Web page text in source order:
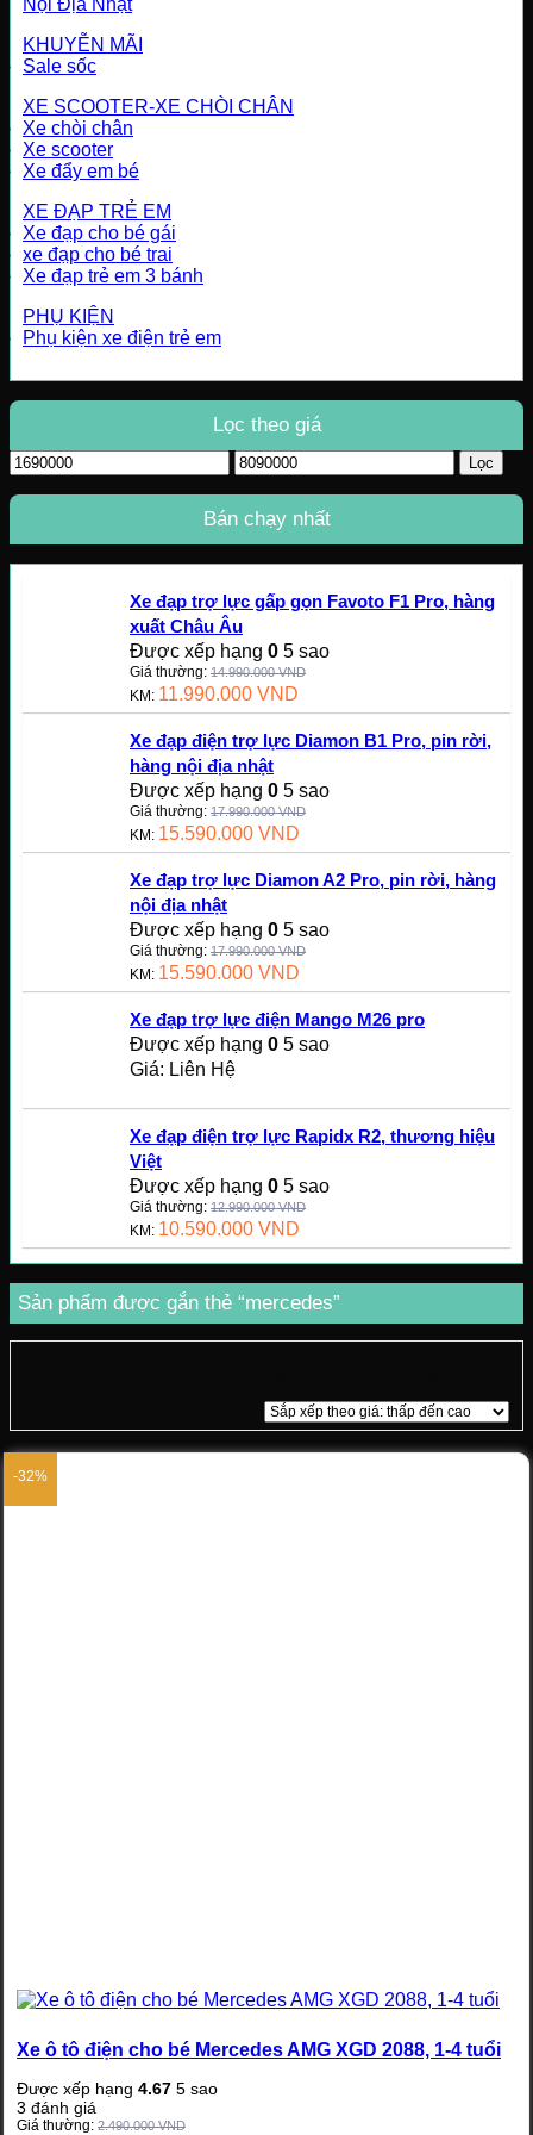
KHUYỄN MÃI
Sale sốc
XE SCOOTER-XE CHÒI CHÂN
Xe chòi chân
Xe scooter
Xe đẩy em bé
XE ĐẠP TRẺ EM
Xe đạp cho bé gái
xe đạp cho bé trai
Xe đạp trẻ em 3 bánh
PHỤ KIỆN
Phụ kiện xe điện trẻ em
Lọc theo giá
Giá
tối
thiểu
Giá
tối
Lọc
Bán chạy nhất
Xe đạp trợ lực gấp gọn Favoto F1 Pro, hàng
xuất Châu Âu
Được xếp hạng 0 5 sao
Giá thường: 14.990.000VND
KM: 11.990.000 VND
Xe đạp điện trợ lực Diamon B1 Pro, pin rời,
hàng nội địa nhật
Được xếp hạng 0 5 sao
Giá thường: 17.990.000VND
KM: 15.590.000 VND
Xe đạp trợ lực Diamon A2 Pro, pin rời, hàng
nội địa nhật
Được xếp hạng 0 5 sao
Giá thường: 17.990.000VND
KM: 15.590.000 VND
Xe đạp trợ lực điện Mango M26 pro
Được xếp hạng 0 5 sao
Giá: Liên Hệ
Xe đạp điện trợ lực Rapidx R2, thương hiệu
Việt
Được xếp hạng 0 5 sao
Giá thường: 12.990.000VND
KM: 10.590.000 VND
Sản phẩm được gắn thẻ “mercedes”
-32%
Xe ô tô điện cho bé Mercedes AMG XGD 2088, 1-4 tuổi
Được xếp hạng 4.67 5 sao
3 đánh giá
Giá thường: 2.490.000VND